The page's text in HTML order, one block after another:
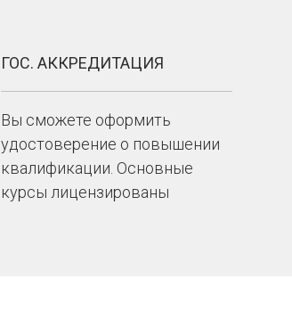
ГОС. АККРЕДИТАЦИЯ
Вы сможете оформить
удостоверение о повышении
квалификации. Основные
курсы лицензированы